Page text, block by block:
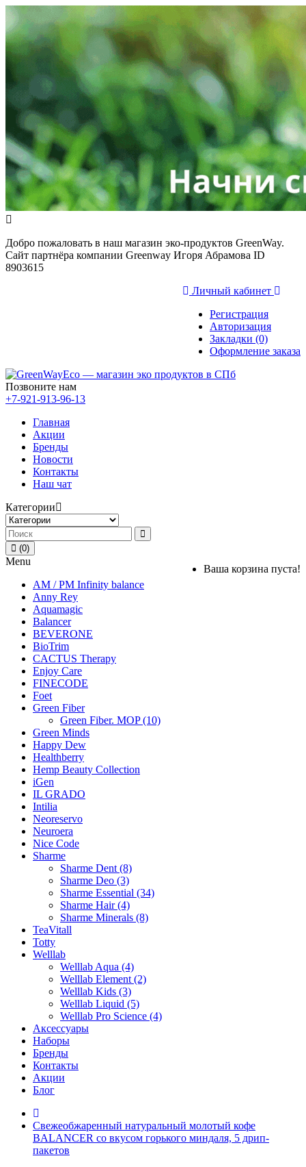
Добро пожаловать в наш магазин эко-продуктов GreenWay.
Сайт партнёра компании Greenway Игоря Абрамова ID
8903615
Личный кабинет
Регистрация
Авторизация
Закладки (0)
Оформление заказа
Позвоните нам
+7-921-913-96-13
Главная
Акции
Бренды
Новости
Контакты
Наш чат
Категории
(0)
Ваша корзина пуста!
Menu
AM / PM Infinity balance
Anny Rey
Aquamagic
Balancer
BEVERONE
BioTrim
CACTUS Therapy
Enjoy Care
FINECODE
Foet
Green Fiber
Green Fiber. MOP (10)
Green Minds
Happy Dew
Healthberry
Hemp Beauty Collection
iGen
IL GRADO
Intilia
Neoreservo
Neuroera
Nice Code
Sharme
Sharme Dent (8)
Sharme Deo (3)
Sharme Essential (34)
Sharme Hair (4)
Sharme Minerals (8)
TeaVitall
Totty
Welllab
Welllab Aqua (4)
Welllab Element (2)
Welllab Kids (3)
Welllab Liquid (5)
Welllab Pro Science (4)
Аксессуары
Наборы
Бренды
Контакты
Акции
Блог
Свежеобжаренный натуральный молотый кофе
BALANCER со вкусом горького миндаля, 5 дрип-
пакетов